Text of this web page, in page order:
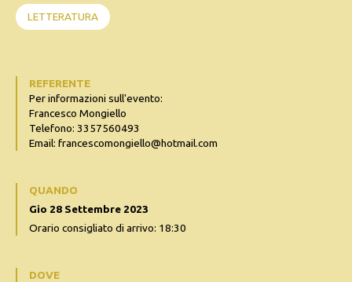
LETTERATURA
REFERENTE
Per informazioni sull'evento:
Francesco Mongiello
Telefono: 3357560493
Email: francescomongiello@hotmail.com
QUANDO
Gio 28 Settembre 2023
Orario consigliato di arrivo: 18:30
DOVE